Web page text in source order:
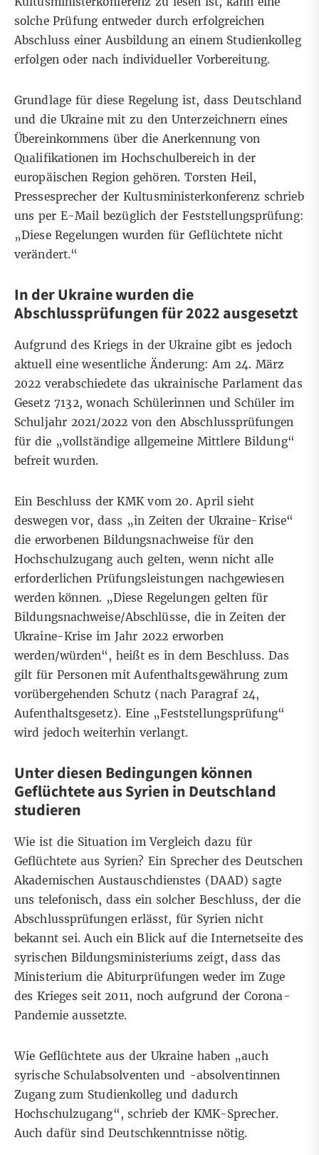
solche Prüfung entweder durch erfolgreichen
Abschluss einer Ausbildung an einem Studienkolleg
erfolgen oder nach individueller Vorbereitung.
Grundlage für diese Regelung ist, dass Deutschland
und die Ukraine mit zu den Unterzeichnern eines
Übereinkommens über die Anerkennung von
Qualifikationen im Hochschulbereichin der
europäischen Region gehören. Torsten Heil,
Pressesprecher der Kultusministerkonferenz schrieb
uns per E-Mail bezüglich der Feststellungsprüfung:
„Diese Regelungen wurden für Geflüchtete nicht
verändert.“
In der Ukraine wurden die
Abschlussprüfungen für 2022 ausgesetzt
Aufgrund des Kriegs in der Ukraine gibt es jedoch
aktuell eine wesentliche Änderung: Am 24. März
2022 verabschiedete das ukrainische Parlament das
Gesetz 7132, wonach Schülerinnen und Schüler im
Schuljahr 2021/2022 von den Abschlussprüfungen
für die „vollständige allgemeine Mittlere Bildung“
befreit wurden.
Ein Beschluss der KMK vom 20. April sieht
deswegen vor, dass „in Zeiten der Ukraine-Krise“
die erworbenen Bildungsnachweise für den
Hochschulzugang auch gelten, wenn nicht alle
erforderlichen Prüfungsleistungen nachgewiesen
werden können. „Diese Regelungen gelten für
Bildungsnachweise/Abschlüsse, die in Zeiten der
Ukraine-Krise im Jahr 2022 erworben
werden/würden“, heißt es in dem Beschluss. Das
gilt für Personen mit Aufenthaltsgewährung zum
vorübergehenden Schutz (nach Paragraf 24,
Aufenthaltsgesetz). Eine „Feststellungsprüfung“
wird jedoch weiterhin verlangt.
Unter diesen Bedingungen können
Geflüchtete aus Syrien in Deutschland
studieren
Wie ist die Situation im Vergleich dazu für
Geflüchtete aus Syrien? Ein Sprecher des Deutschen
Akademischen Austauschdienstes (DAAD) sagte
uns telefonisch, dass ein solcher Beschluss, der die
Abschlussprüfungen erlässt, für Syrien nicht
bekannt sei. Auch ein Blick auf dieInternetseitedes
syrischen Bildungsministeriums zeigt, dass das
Ministerium die Abiturprüfungen weder im Zuge
des Krieges seit 2011, noch aufgrund der Corona-
Pandemie aussetzte.
Wie Geflüchtete aus der Ukraine haben „auch
syrische Schulabsolventen und -absolventinnen
Zugang zum Studienkolleg und dadurch
Hochschulzugang“, schrieb der KMK-Sprecher.
Auch dafür sindDeutschkenntnissenötig.